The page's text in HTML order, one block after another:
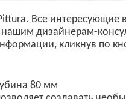
Все интересующие
дизайнерам-
кликнув по
80 мм